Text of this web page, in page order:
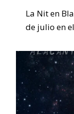
La Nit en
de julio en